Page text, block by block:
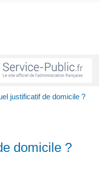
justificatif de domicile ?
domicile ?